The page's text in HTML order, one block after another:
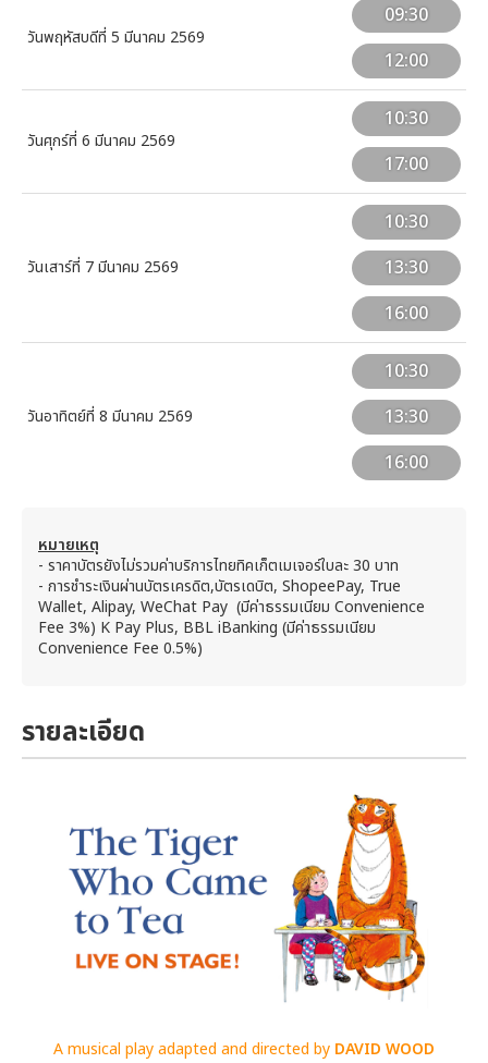
วันพฤหัสบดีที่ 5 มีนาคม 2569
09:30
12:00
วันศุกร์ที่ 6 มีนาคม 2569
10:30
17:00
วันเสาร์ที่ 7 มีนาคม 2569
10:30
13:30
16:00
วันอาทิตย์ที่ 8 มีนาคม 2569
10:30
13:30
16:00
หมายเหตุ
- ราคาบัตรยังไม่รวมค่าบริการไทยทิคเก็ตเมเจอร์ใบละ 30 บาท
- การชำระเงินผ่านบัตรเครดิต,บัตรเดบิต, ShopeePay, True
Wallet, Alipay, WeChat Pay (มีค่าธรรมเนียม Convenience
Fee 3%) K Pay Plus, BBL iBanking (มีค่าธรรมเนียม
Convenience Fee 0.5%)
รายละเอียด
A musical play adapted and directed by DAVID WOOD